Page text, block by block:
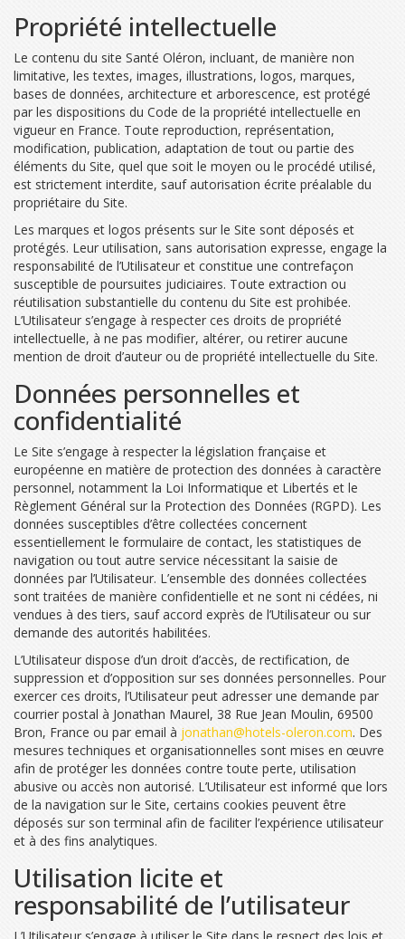
Propriété intellectuelle
Le contenu du site Santé Oléron, incluant, de manière non
limitative, les textes, images, illustrations, logos, marques,
bases de données, architecture et arborescence, est protégé
par les dispositions du Code de la propriété intellectuelle en
vigueur en France. Toute reproduction, représentation,
modification, publication, adaptation de tout ou partie des
éléments du Site, quel que soit le moyen ou le procédé utilisé,
est strictement interdite, sauf autorisation écrite préalable du
propriétaire du Site.
Les marques et logos présents sur le Site sont déposés et
protégés. Leur utilisation, sans autorisation expresse, engage la
responsabilité de l’Utilisateur et constitue une contrefaçon
susceptible de poursuites judiciaires. Toute extraction ou
réutilisation substantielle du contenu du Site est prohibée.
L’Utilisateur s’engage à respecter ces droits de propriété
intellectuelle, à ne pas modifier, altérer, ou retirer aucune
mention de droit d’auteur ou de propriété intellectuelle du Site.
Données personnelles et
confidentialité
Le Site s’engage à respecter la législation française et
européenne en matière de protection des données à caractère
personnel, notamment la Loi Informatique et Libertés et le
Règlement Général sur la Protection des Données (RGPD). Les
données susceptibles d’être collectées concernent
essentiellement le formulaire de contact, les statistiques de
navigation ou tout autre service nécessitant la saisie de
données par l’Utilisateur. L’ensemble des données collectées
sont traitées de manière confidentielle et ne sont ni cédées, ni
vendues à des tiers, sauf accord exprès de l’Utilisateur ou sur
demande des autorités habilitées.
L’Utilisateur dispose d’un droit d’accès, de rectification, de
suppression et d’opposition sur ses données personnelles. Pour
exercer ces droits, l’Utilisateur peut adresser une demande par
courrier postal à Jonathan Maurel, 38 Rue Jean Moulin, 69500
Bron, France ou par email à jonathan@hotels-oleron.com. Des
mesures techniques et organisationnelles sont mises en œuvre
afin de protéger les données contre toute perte, utilisation
abusive ou accès non autorisé. L’Utilisateur est informé que lors
de la navigation sur le Site, certains cookies peuvent être
déposés sur son terminal afin de faciliter l’expérience utilisateur
et à des fins analytiques.
Utilisation licite et
responsabilité de l’utilisateur